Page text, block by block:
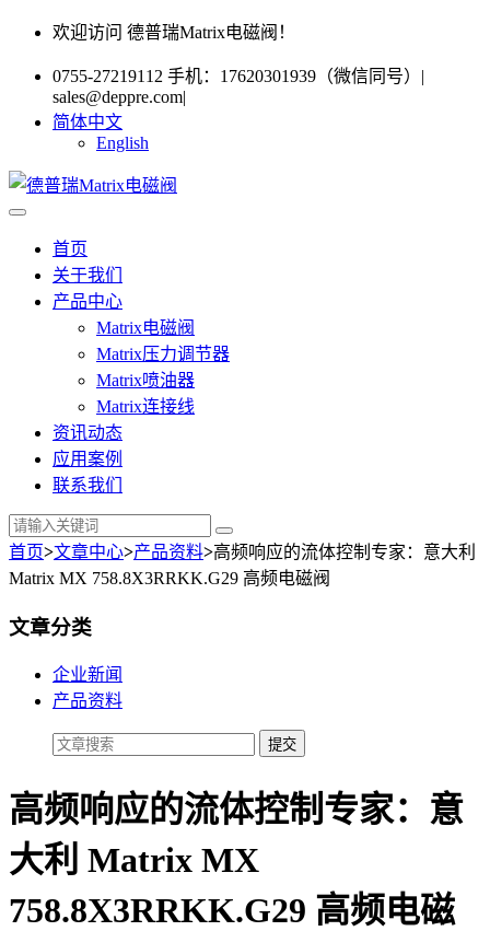
欢迎访问 德普瑞Matrix电磁阀！
0755-27219112 手机：17620301939（微信同号） |
sales@deppre.com|
简体中文
English
首页
关于我们
产品中心
Matrix电磁阀
Matrix压力调节器
Matrix喷油器
Matrix连接线
资讯动态
应用案例
联系我们
首页>文章中心>产品资料>高频响应的流体控制专家：意大利
Matrix MX 758.8X3RRKK.G29 高频电磁阀
文章分类
企业新闻
产品资料
高频响应的流体控制专家：意
大利 Matrix MX
758.8X3RRKK.G29 高频电磁